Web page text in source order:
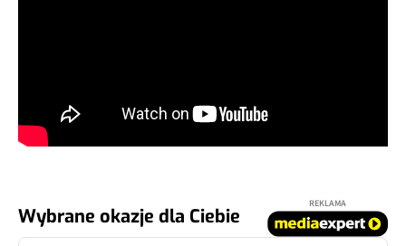
Wybrane okazje dla Ciebie
REKLAMA